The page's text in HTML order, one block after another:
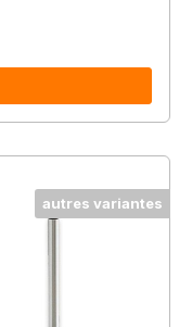
autres variantes